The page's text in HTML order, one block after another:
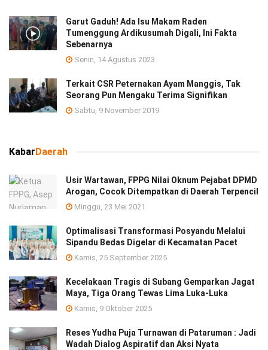
Garut Gaduh! Ada Isu Makam Raden
Tumenggung Ardikusumah Digali, Ini Fakta
Sebenarnya
Senin, 14 Agustus 2023
Terkait CSR Peternakan Ayam Manggis, Tak
Seorang Pun Mengaku Terima Signifikan
Sabtu, 9 November 2019
Kabar Daerah
Usir Wartawan, FPPG Nilai Oknum Pejabat DPMD
Arogan, Cocok Ditempatkan di Daerah Terpencil
Minggu, 23 Mei 2021
Optimalisasi Transformasi Posyandu Melalui
Sipandu Bedas Digelar di Kecamatan Pacet
Kamis, 25 September 2025
Kecelakaan Tragis di Subang Gemparkan Jagat
Maya, Tiga Orang Tewas Lima Luka-Luka
Kamis, 9 Oktober 2025
Reses Yudha Puja Turnawan di Pataruman : Jadi
Wadah Dialog Aspiratif dan Aksi Nyata